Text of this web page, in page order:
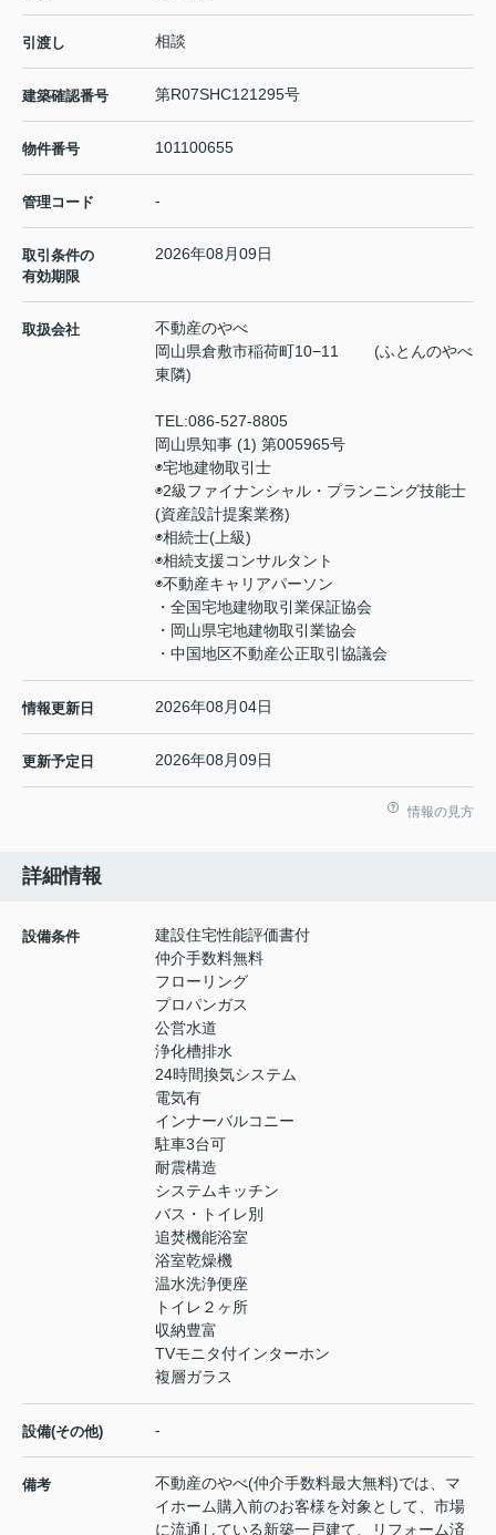
引渡し 相談
建築確認番号 第R07SHC121295号
物件番号 101100655
管理コード -
取引条件の
有効期限
2026年08月09日
取扱会社
不動産のやべ
岡山県倉敷市稲荷町10−11 (ふとんのやべ
東隣)
TEL:086-527-8805
岡山県知事 (1) 第005965号
◉宅地建物取引士
◉2級ファイナンシャル・プランニング技能士
(資産設計提案業務)
◉相続士(上級)
◉相続支援コンサルタント
◉不動産キャリアパーソン
・全国宅地建物取引業保証協会
・岡山県宅地建物取引業協会
・中国地区不動産公正取引協議会
情報更新日 2026年08月04日
更新予定日 2026年08月09日
情報の見方
詳細情報
設備条件
建設住宅性能評価書付
仲介手数料無料
フローリング
プロパンガス
公営水道
浄化槽排水
24時間換気システム
電気有
インナーバルコニー
駐車3台可
耐震構造
システムキッチン
バス・トイレ別
追焚機能浴室
浴室乾燥機
温水洗浄便座
トイレ２ヶ所
収納豊富
TVモニタ付インターホン
複層ガラス
設備(その他) -
備考
不動産のやべ(仲介手数料最大無料)では、マ
イホーム購入前のお客様を対象として、市場
に流通している新築一戸建て、リフォーム済